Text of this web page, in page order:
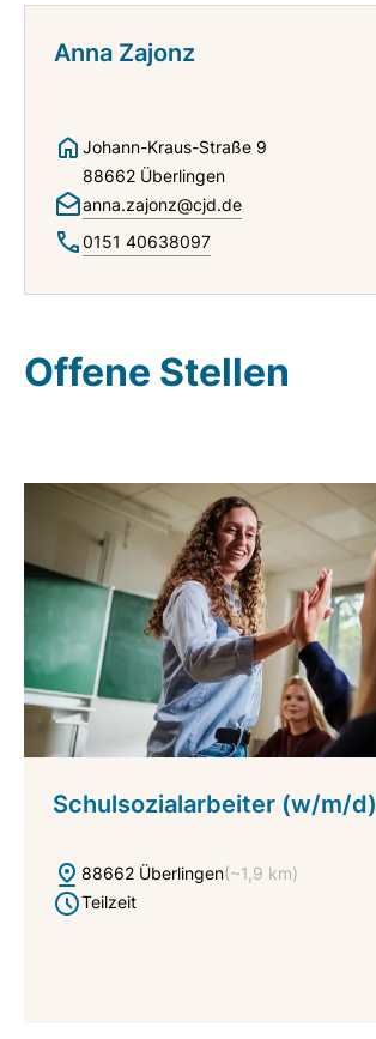
Anna Zajonz
Johann-Kraus-Straße 9
88662 Überlingen
anna.zajonz@cjd.de
0151 40638097
Offene Stellen
Schulsozialarbeiter (w/m/d)
88662 Überlingen(~1,9 km)
Teilzeit